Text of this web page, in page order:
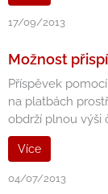
17/09/2013
Možnost
Příspěvek
na platbách
obdrží plnou výši
Více
04/07/2013